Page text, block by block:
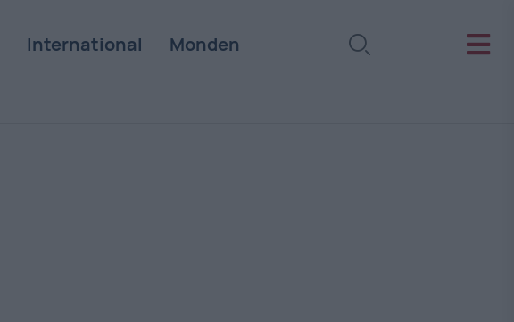
International Monden